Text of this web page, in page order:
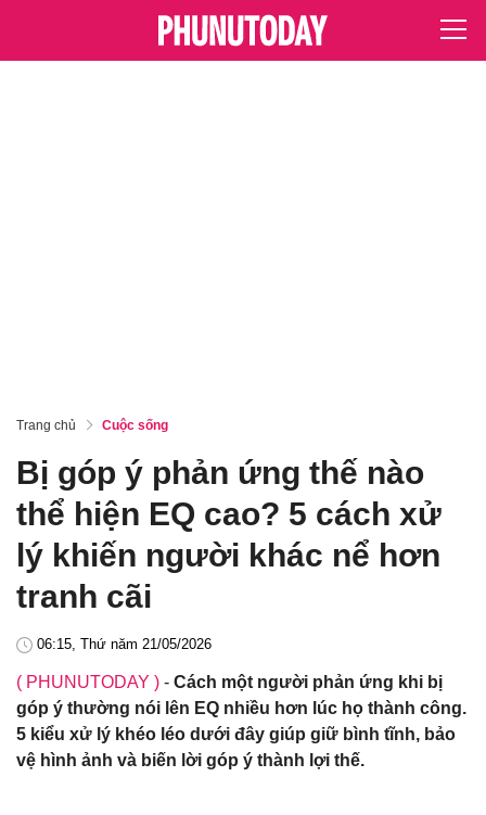
Trang chủ Cuộc sống
Bị góp ý phản ứng thế nào
thể hiện EQ cao? 5 cách xử
lý khiến người khác nể hơn
tranh cãi
06:15, Thứ năm 21/05/2026
( PHUNUTODAY ) - Cách một người phản ứng khi bị
góp ý thường nói lên EQ nhiều hơn lúc họ thành công.
5 kiểu xử lý khéo léo dưới đây giúp giữ bình tĩnh, bảo
vệ hình ảnh và biến lời góp ý thành lợi thế.